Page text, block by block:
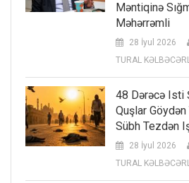
Məntiqinə
Məhərrəmli
28 İyul 2026
TURAL
48 Dərəcə Isti
Quşlar
Sübh Tezdən
28 İyul 2026
TURAL